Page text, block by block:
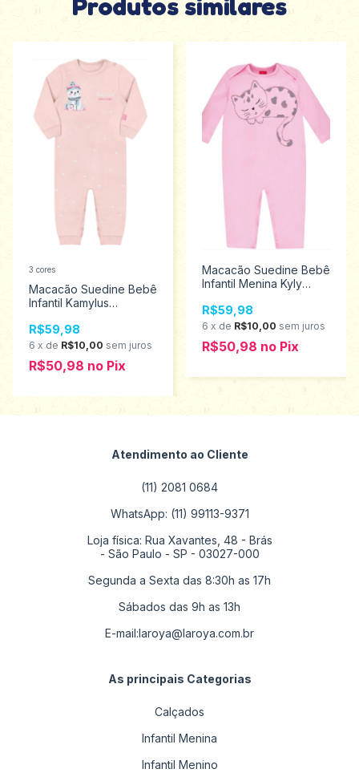
Macacão Suedine Bebê
Infantil Kamylus
53605
R$59,98
6 x de R$10,00 sem juros
R$50,98 no Pix
3 cores
Macacão Suedine Bebê
Infantil Menina Kyly
207307
R$59,98
6 x de R$10,00 sem juros
R$50,98 no Pix
Atendimento ao Cliente
(11) 2081 0684
WhatsApp: (11) 99113-9371
Loja física: Rua Xavantes, 48 - Brás
- São Paulo - SP - 03027-000
Segunda a Sexta das 8:30h as 17h
Sábados das 9h as 13h
E-mail:laroya@laroya.com.br
As principais Categorias
Calçados
Infantil Menina
Infantil Menino